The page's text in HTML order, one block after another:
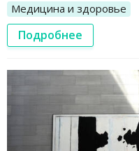
Медицина и здоровье
Подробнее